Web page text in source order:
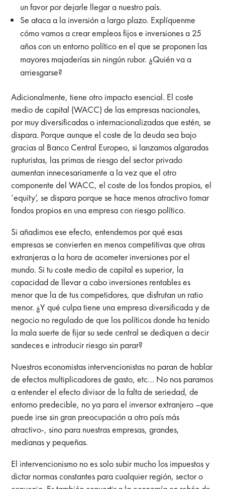
un favor por dejarle llegar a nuestro país.
Se ataca a la inversión a largo plazo. Explíquenme
cómo vamos a crear empleos fijos e inversiones a 25
años con un entorno político en el que se proponen las
mayores majaderías sin ningún rubor. ¿Quién va a
arriesgarse?
Adicionalmente, tiene otro impacto esencial. El coste
medio de capital (WACC) de las empresas nacionales,
por muy diversificadas o internacionalizadas que estén, se
dispara. Porque aunque el coste de la deuda sea bajo
gracias al Banco Central Europeo, si lanzamos algaradas
rupturistas, las primas de riesgo del sector privado
aumentan innecesariamente a la vez que el otro
componente del WACC, el coste de los fondos propios, el
‘equity’, se dispara porque se hace menos atractivo tomar
fondos propios en una empresa con riesgo político.
Si añadimos ese efecto, entendemos por qué esas
empresas se convierten en menos competitivas que otras
extranjeras a la hora de acometer inversiones por el
mundo. Si tu coste medio de capital es superior, la
capacidad de llevar a cabo inversiones rentables es
menor que la de tus competidores, que disfrutan un ratio
menor. ¿Y qué culpa tiene una empresa diversificada y de
negocio no regulado de que los políticos donde ha tenido
la mala suerte de fijar su sede central se dediquen a decir
sandeces e introducir riesgo sin parar?
Nuestros economistas intervencionistas no paran de hablar
de efectos multiplicadores de gasto, etc… No nos paramos
a entender el efecto divisor de la falta de seriedad, de
entorno predecible, no ya para el inversor extranjero –que
puede irse sin gran preocupación a otro país más
atractivo-, sino para nuestras empresas, grandes,
medianas y pequeñas.
El intervencionismo no es solo subir mucho los impuestos y
dictar normas constantes para cualquier región, sector o